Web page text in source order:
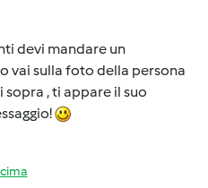
devi mandare un
vai sulla foto della persona
, ti appare il suo